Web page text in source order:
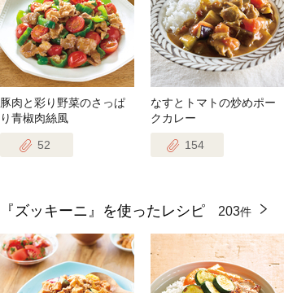
豚肉と彩り野菜のさっぱ
り青椒肉絲風
52
なすとトマトの炒めポー
クカレー
154
『ズッキーニ』を使ったレシピ 203件